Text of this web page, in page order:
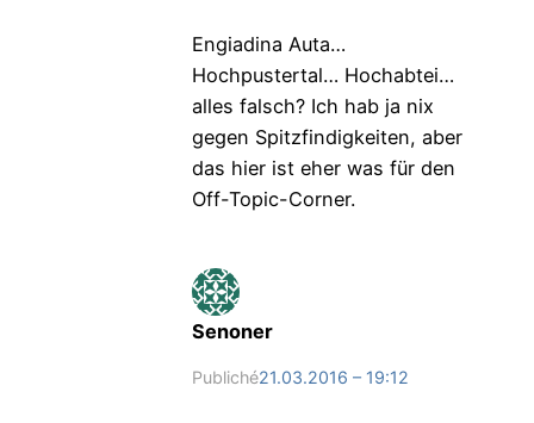
Engiadina Auta…
Hochpustertal… Hochabtei…
alles falsch? Ich hab ja nix
gegen Spitzfindigkeiten, aber
das hier ist eher was für den
Off-Topic-Corner.
Senoner
Publiché21.03.2016 – 19:12